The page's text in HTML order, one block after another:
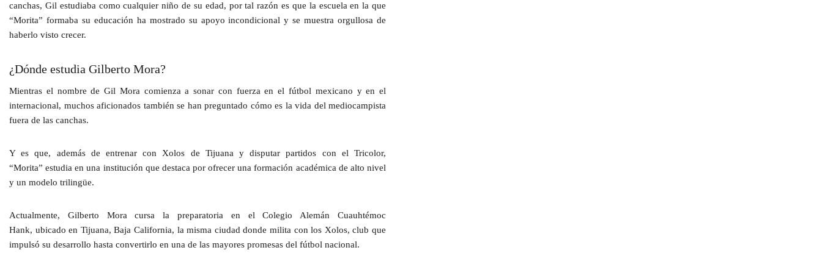
canchas, Gil estudiaba como cualquier niño de su edad, por tal razón es que la escuela en la que
“Morita” formaba su educación ha mostrado su apoyo incondicional y se muestra orgullosa de
haberlo visto crecer.
¿Dónde estudia Gilberto Mora?
Mientras el nombre deGil Mora comienza a sonar con fuerza en el fútbol mexicano y en el
internacional, muchos aficionados también se han preguntado cómo es la vida del mediocampista
fuera de las canchas.
Y es que, además de entrenar con Xolos de Tijuana y disputar partidos con elTricolor,
“Morita” estudia en una institución que destaca por ofrecer una formación académica de alto nivel
y un modelo trilingüe.
Actualmente, Gilberto Moracursa la preparatoria en elColegio Alemán Cuauhtémoc
Hank, ubicado en Tijuana, Baja California, la misma ciudad donde milita con los Xolos, club que
impulsó su desarrollo hasta convertirlo en una de las mayores promesas del fútbol nacional.